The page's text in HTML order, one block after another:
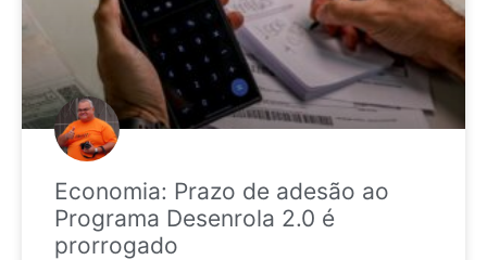
Economia: Prazo de adesão ao
Programa Desenrola 2.0 é
prorrogado